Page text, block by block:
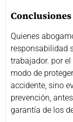
Conclusiones
Quienes
responsabilidad
trabajador. por
modo de
accidente, sino
prevención,
garantía de los